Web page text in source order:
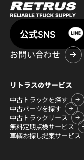
公式SNS
お問い合わせ
リトラスのサービス
中古トラックを探す
中古パーツを探す
中古トラックリース
無料定期点検サービス
車輌お探し提案サービス